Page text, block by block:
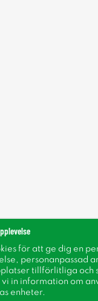
för att ge dig en
personanpassad
tillförlitliga och
in information om
enheter.